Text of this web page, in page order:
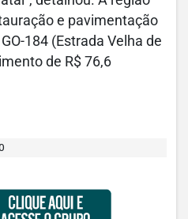
e pavimentação
184 (Estrada Velha de
de R$ 76,6